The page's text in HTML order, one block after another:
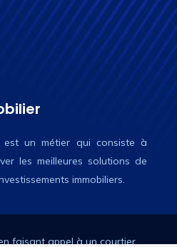
est un métier qui consiste à
les meilleures solutions de
immobiliers.
faisant appel à un courtier